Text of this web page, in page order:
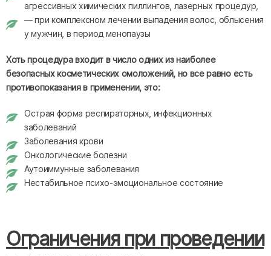
агрессивных химических пиллингов, лазерных процедур,
— при комплексном лечении выпадения волос, облысения
у мужчин, в период менопаузы
Хоть процедура входит в число одних из наиболее
безопасных косметических омоложений, но все равно есть
противопоказания в применении, это:
Острая форма респираторных, инфекционных
заболеваний
Заболевания крови
Онкологические болезни
Аутоиммунные заболевания
Нестабильное психо-эмоциональное состояние
Ограничения при проведении